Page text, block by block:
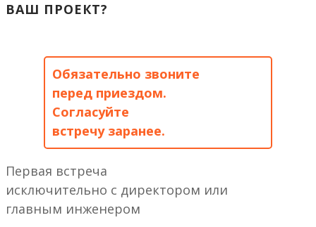
ВАШ ПРОЕКТ?
Обязательно звоните
перед приездом.
Согласуйте
встречу заранее.
Первая встреча
исключительно с директором или
главным инженером